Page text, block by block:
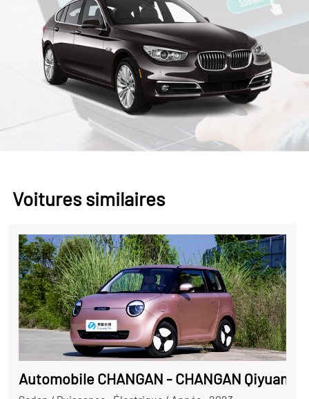
Voitures similaires
Automobile CHANGAN - CHANGAN Qiyuan